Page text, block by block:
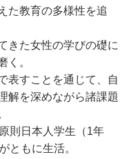
た教育の多様性を追
きた女性の学びの礎に
く。
表すことを通じて、自
解を深めながら諸課題
則日本人学生（1年
ともに生活。